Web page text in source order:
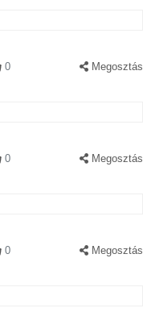
0 Megosztás
0 Megosztás
0 Megosztás